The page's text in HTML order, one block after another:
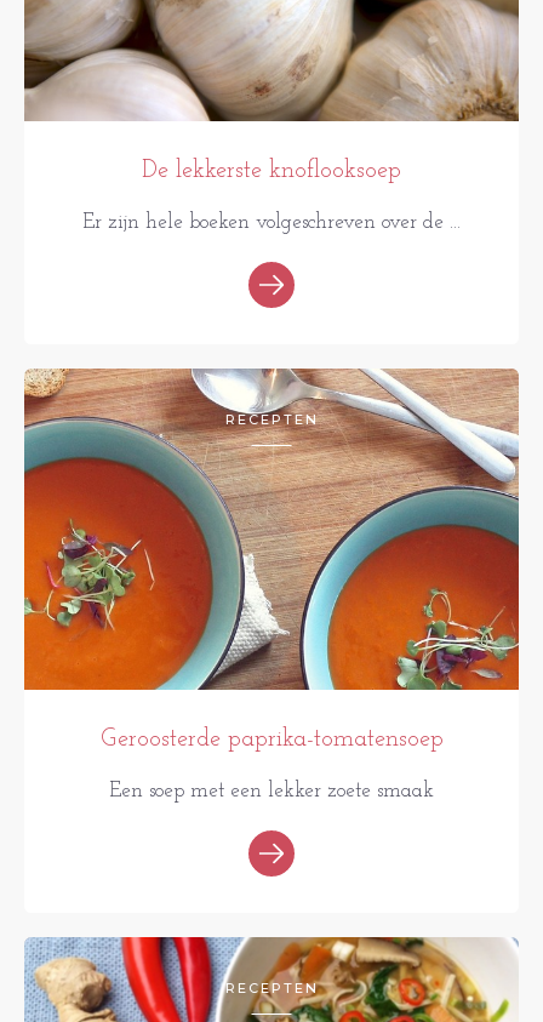
De lekkerste knoflooksoep
Er zijn hele boeken volgeschreven over de ...
RECEPTEN
Geroosterde paprika-tomatensoep
Een soep met een lekker zoete smaak
RECEPTEN